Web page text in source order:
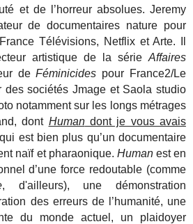
et de l’horreur absolues. Jeremy
de documentaires nature pour
Télévisions, Netflix et Arte. Il
artistique de la série Affaires
deFéminicides pour France2/Le
des sociétés Jmage et Saola studio
notamment sur les longs métrages
dont Humandont je vous avais
est bien plus qu’un documentaire
naïf et pharaonique. Humanest en
d’une force redoutable (comme
, d'ailleurs), une démonstration
des erreurs de l’humanité, une
du monde actuel, un plaidoyer